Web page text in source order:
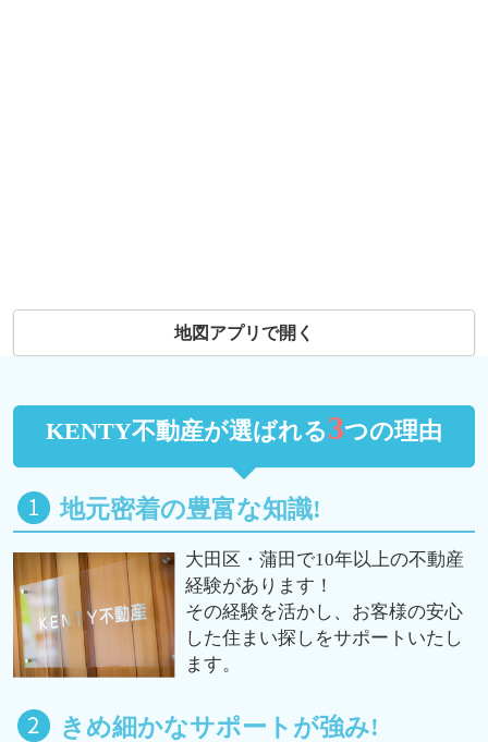
地図アプリで開く
KENTY不動産が選ばれる3つの理由
地元密着の豊富な知識!
大田区・蒲田で10年以上の不動産
経験があります！
その経験を活かし、お客様の安心
した住まい探しをサポートいたし
ます。
きめ細かなサポートが強み!